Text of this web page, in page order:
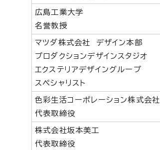
広島工業大学
名誉教授
マツダ株式会社 デザイン本部
プロダクションデザインスタジオ
エクステリアデザイングループ
スペシャリスト
色彩生活コーポレーション株式会社
代表取締役
株式会社坂本美工
代表取締役